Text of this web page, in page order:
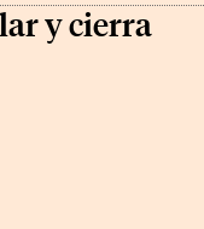
y cierra